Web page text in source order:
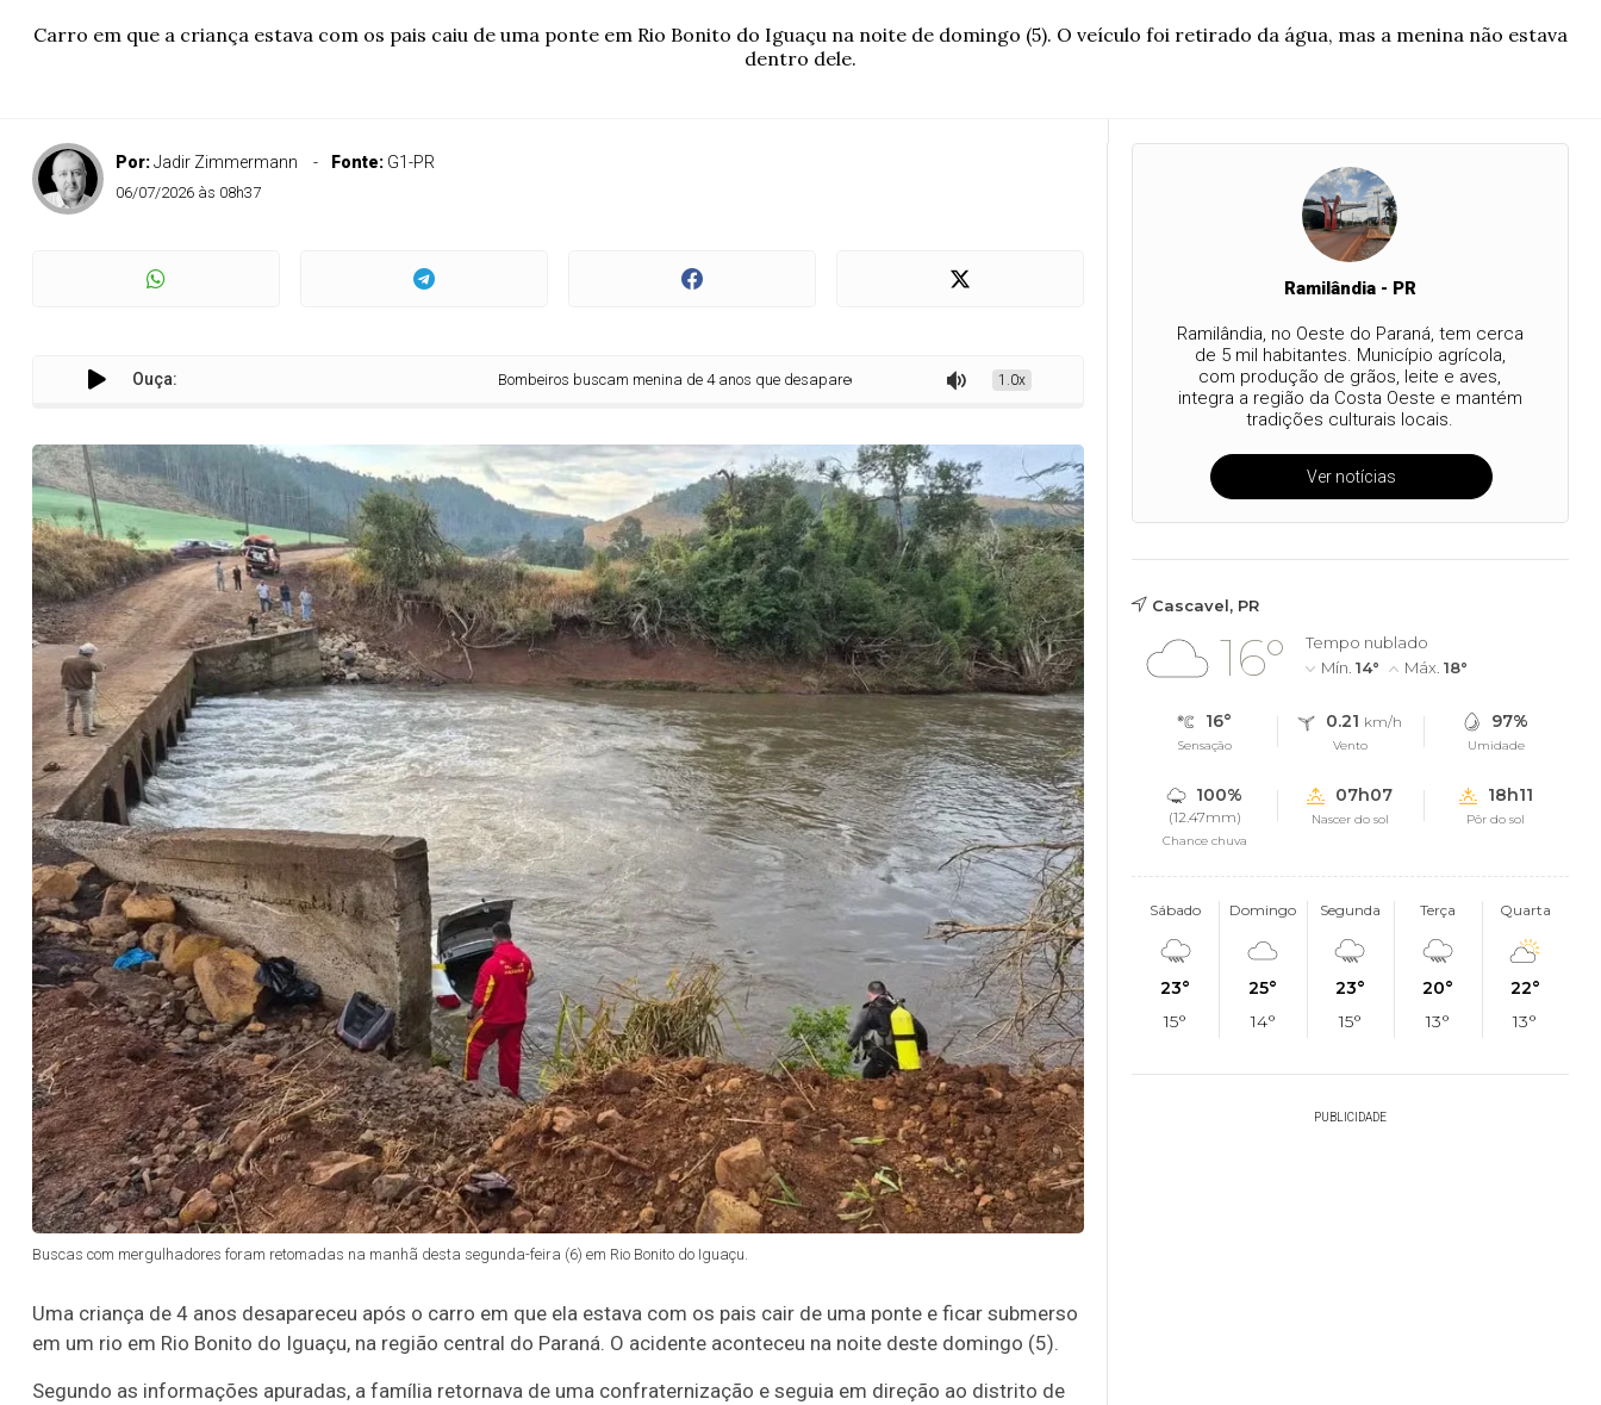
Carro em que a criança estava com os pais caiu de uma ponte em Rio Bonito do Iguaçu na noite de domingo (5). O veículo foi retirado da água, mas a menina não estava
dentro dele.
Por:Jadir Zimmermann Fonte: G1-PR
06/07/2026 às 08h37
Ouça: Bombeiros buscam menina de 4 anos que desapareceu em rio após queda de carro 1.0x
Buscas com mergulhadores foram retomadas na manhã desta segunda-feira (6) em Rio Bonito do Iguaçu.
Uma criança de 4 anos desapareceu após o carro em que ela estava com os pais cair de uma ponte e ficar submerso
em um rio em Rio Bonito do Iguaçu, na região central do Paraná. O acidente aconteceu na noite deste domingo (5).
Segundo as informações apuradas, a família retornava de uma confraternização e seguia em direção ao distrito de
Ramilândia - PR
Ramilândia, no Oeste do Paraná, tem cerca
de 5 mil habitantes. Município agrícola,
com produção de grãos, leite e aves,
integra a região da Costa Oeste e mantém
tradições culturais locais.
Ver notícias
Cascavel, PR
16°
Tempo nublado
Mín. 14° Máx. 18°
16°
Sensação
0.21 km/h
Vento
97%
Umidade
100%
(12.47mm)
Chance chuva
07h07
Nascer do sol
18h11
Pôr do sol
Sábado
23°
15°
Domingo
25°
14°
Segunda
23°
15°
Terça
20°
13°
Quarta
22°
13°
PUBLICIDADE